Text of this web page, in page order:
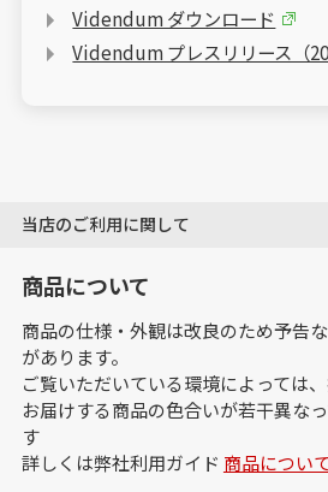
Videndum ダウンロード
Videndum プレスリリース（
当店のご利用に関して
商品について
商品の仕様・外観は改良のため予告
があります。
ご覧いただいている環境によっては
お届けする商品の色合いが若干異な
す
詳しくは弊社利用ガイド 商品につい